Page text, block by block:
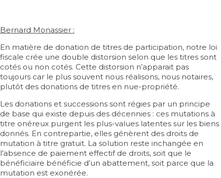
Bernard Monassier :
En matière de donation de titres de participation, notre loi
fiscale crée une double distorsion selon que les titres sont
cotés ou non cotés. Cette distorsion n’apparait pas
toujours car le plus souvent nous réalisons, nous notaires,
plutôt des donations de titres en nue-propriété.
Les donations et successions sont régies par un principe
de base qui existe depuis des décennies : ces mutations à
titre onéreux purgent les plus-values latentes sur les biens
donnés. En contrepartie, elles génèrent des droits de
mutation à titre gratuit. La solution reste inchangée en
l’absence de paiement effectif de droits, soit que le
bénéficiaire bénéficie d’un abattement, soit parce que la
mutation est exonérée.